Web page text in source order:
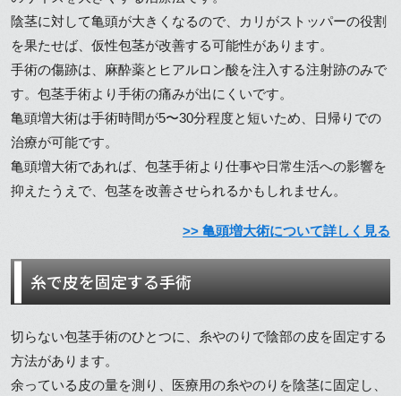
陰茎に対して亀頭が大きくなるので、カリがストッパーの役割
を果たせば、仮性包茎が改善する可能性があります。
手術の傷跡は、麻酔薬とヒアルロン酸を注入する注射跡のみで
す。包茎手術より手術の痛みが出にくいです。
亀頭増大術は手術時間が5〜30分程度と短いため、日帰りでの
治療が可能です。
亀頭増大術であれば、包茎手術より仕事や日常生活への影響を
抑えたうえで、包茎を改善させられるかもしれません。
>> 亀頭増大術について詳しく見る
糸で皮を固定する手術
切らない包茎手術のひとつに、糸やのりで陰部の皮を固定する
方法があります。
余っている皮の量を測り、医療用の糸やのりを陰茎に固定し、